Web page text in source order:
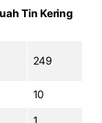
Tin Kering
249
10
1